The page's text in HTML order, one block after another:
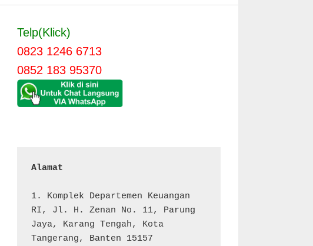
Telp(Klick)
0823 1246 6713
0852 183 95370
Alamat
1. Komplek Departemen Keuangan
RI, Jl. H. Zenan No. 11, Parung
Jaya, Karang Tengah, Kota
Tangerang, Banten 15157